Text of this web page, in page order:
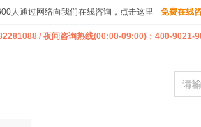
人通过网络向我们在线咨询，点击这里 免费在线
/ 夜间咨询热线(00:00-09:00)：400-9021-